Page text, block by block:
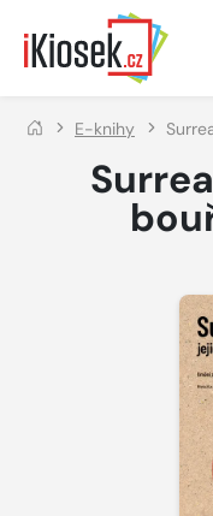
Přejít na hlavní obsah
E-knihy